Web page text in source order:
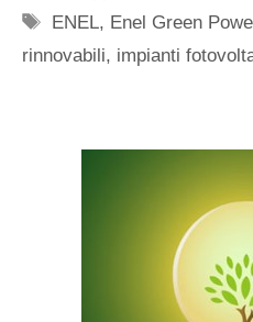
Tag
ENEL, Enel Green
rinnovabili, impianti